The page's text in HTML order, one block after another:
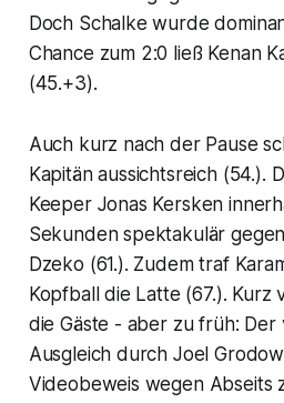
Doch Schalke wurde
Chance zum 2:0 ließ Kenan
(45.+3).
Auch kurz nach der Pause
Kapitän aussichtsreich (54.).
Keeper Jonas Kersken
Sekunden spektakulär
Dzeko (61.). Zudem traf
Kopfball die Latte (67.). Kurz
die Gäste - aber zu früh: Der
Ausgleich durch Joel
Videobeweis wegen Abseits